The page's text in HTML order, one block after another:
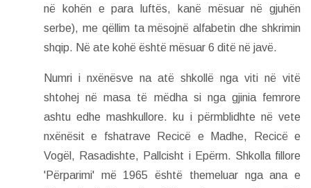
në kohën e para luftës, kanë mësuar në gjuhën
serbe), me qëllim ta mësojnë alfabetin dhe shkrimin
shqip. Në ate kohë është mësuar 6 ditë në javë.
Numri i nxënësve na atë shkollë nga viti në vitë
shtohej në masa të mëdha si nga gjinia femrore
ashtu edhe mashkullore. ku i përmblidhte në vete
nxënësit e fshatrave Recicë e Madhe, Recicë e
Vogël, Rasadishte, Pallcisht i Epërm. Shkolla fillore
'Përparimi' më 1965 është themeluar nga ana e